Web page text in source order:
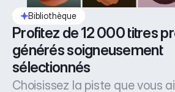
Bibliothèque
Profitez de 12 000 titres
générés soigneusement
sélectionnés
Choisissez la piste que vous